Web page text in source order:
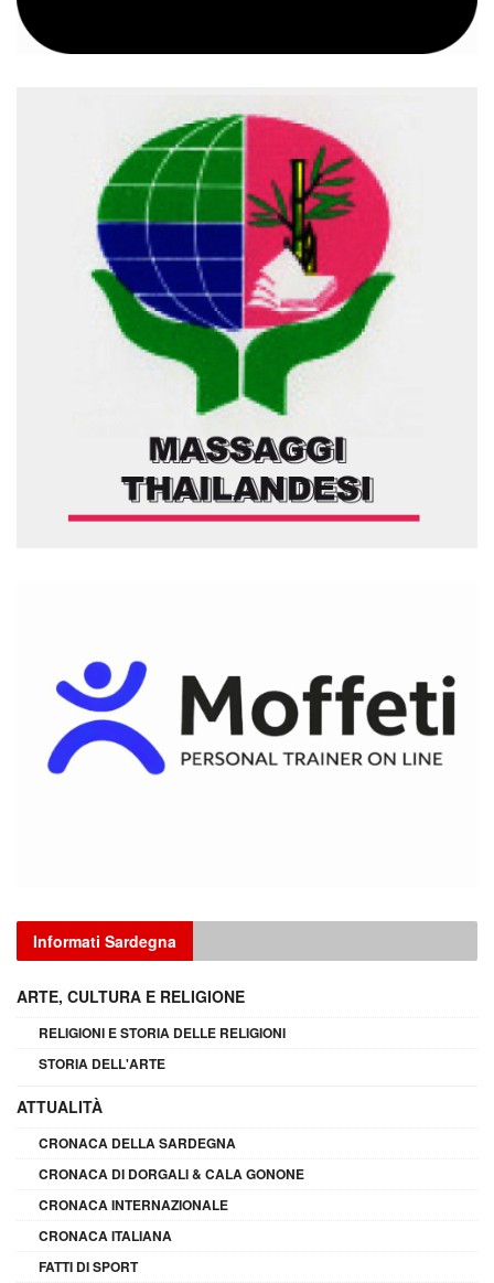
Informati Sardegna
ARTE, CULTURA E RELIGIONE
RELIGIONI E STORIA DELLE RELIGIONI
STORIA DELL'ARTE
ATTUALITÀ
CRONACA DELLA SARDEGNA
CRONACA DI DORGALI & CALA GONONE
CRONACA INTERNAZIONALE
CRONACA ITALIANA
FATTI DI SPORT